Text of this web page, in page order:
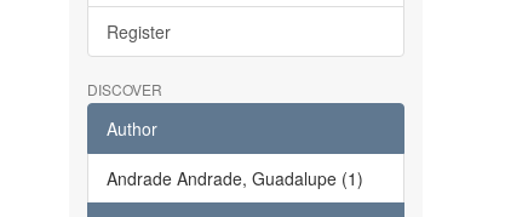
Register
DISCOVER
Author
Andrade Andrade, Guadalupe (1)